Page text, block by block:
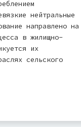
нейтральные
направлено на
в жилищно-
их
сельского